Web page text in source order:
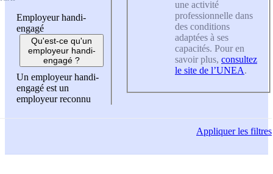
Employeur handi-
engagé
Qu'est-ce qu'un
employeur handi-
engagé ?
Un employeur handi-
engagé est un
employeur reconnu
une activité
professionnelle dans
des conditions
adaptées à ses
capacités. Pour en
savoir plus, consultez
le site de l’UNEA.
Appliquerles filtres